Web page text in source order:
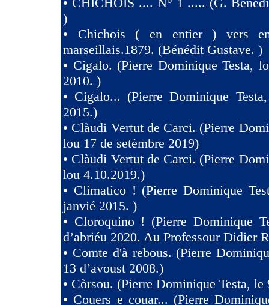
)
• Chichois ( en entier ) vers
marseillais.1879. (Bénédit Gustave. )
• Cigalo. (Pierre Dominique Testa,
2010. )
• Cigalo... (Pierre Dominique
2015.)
• Clàudi Vertut de Carci. (Pierre
lou 17 de setèmbre 2019)
• Clàudi Vertut de Carci. (Pierre
lou 4.10.2019.)
• Climatico ! (Pierre Dominique
janvié 2015. )
• Cloroquino ! (Pierre Dominique
d’abriéu 2020. Au Professour Didier
• Comte d'à rebous. (Pierre
13 d’avoust 2008.)
• Còrsou. (Pierre Dominique Testa, le
• Couers e couar... (Pierre